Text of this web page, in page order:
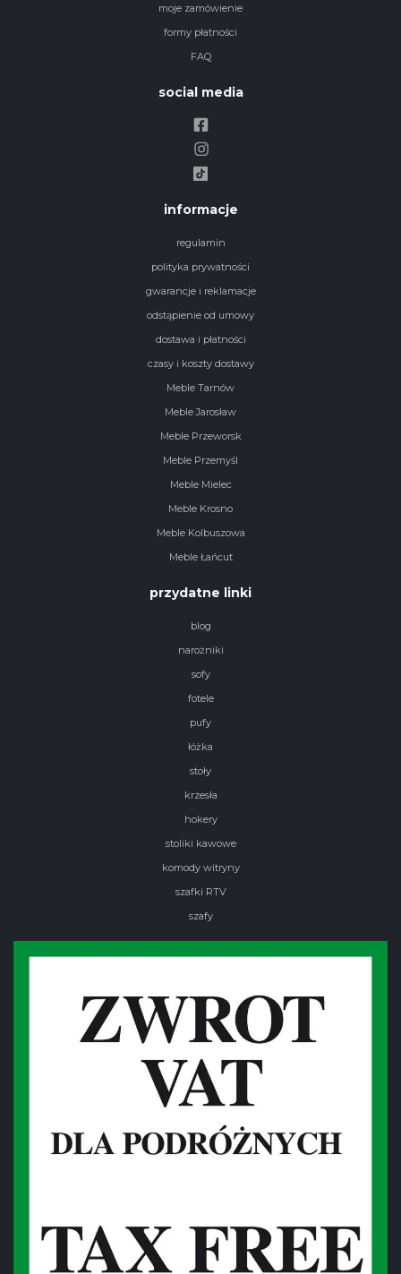
moje zamówienie
formy płatności
FAQ
social media
informacje
regulamin
polityka prywatności
gwarancje i reklamacje
odstąpienie od umowy
dostawa i płatności
czasy i koszty dostawy
Meble Tarnów
Meble Jarosław
Meble Przeworsk
Meble Przemyśl
Meble Mielec
Meble Krosno
Meble Kolbuszowa
Meble Łańcut
przydatne linki
blog
narożniki
sofy
fotele
pufy
łóżka
stoły
krzesła
hokery
stoliki kawowe
komody witryny
szafki RTV
szafy